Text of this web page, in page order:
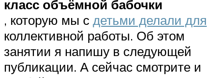
класс объёмной бабочки
, которую мы с детьми делали для
коллективной работы. Об этом
занятии я напишу в следующей
публикации. А сейчас смотрите и